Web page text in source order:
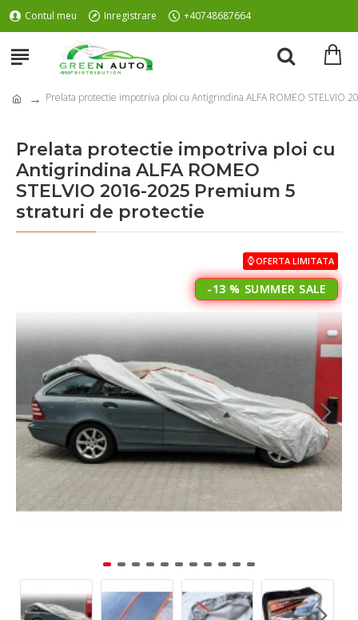
Contul meu Inregistrare +40748687664
Prelata protectie impotriva ploi cu Antigrindina ALFA ROMEO STELVIO
Prelata protectie impotriva ploi cu
Antigrindina ALFA ROMEO
STELVIO 2016-2025 Premium 5
straturi de protectie
OFERTA LIMITATA
-13 %